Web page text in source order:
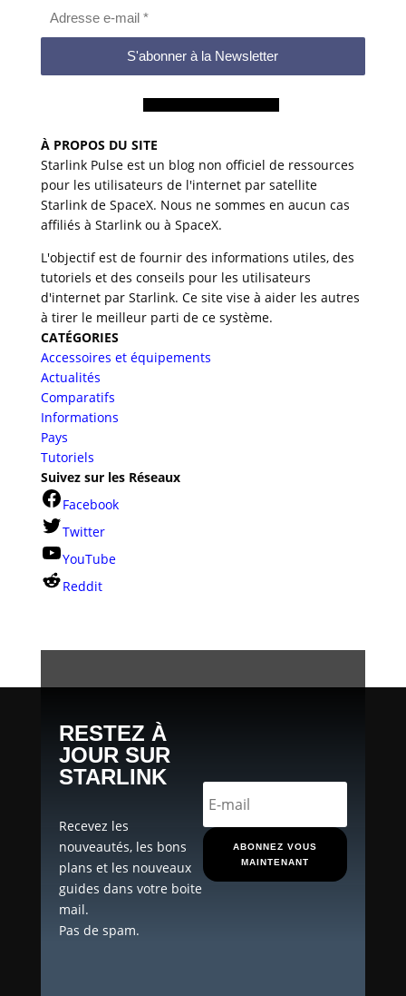
À PROPOS DU SITE
Starlink Pulse est un blog non officiel de ressources
pour les utilisateurs de l'internet par satellite
Starlink de SpaceX. Nous ne sommes en aucun cas
affiliés à Starlink ou à SpaceX.
L'objectif est de fournir des informations utiles, des
tutoriels et des conseils pour les utilisateurs
d'internet par Starlink. Ce site vise à aider les autres
à tirer le meilleur parti de ce système.
CATÉGORIES
Accessoires et équipements
Actualités
Comparatifs
Informations
Pays
Tutoriels
Suivez sur les Réseaux
Facebook
Twitter
YouTube
Reddit
RESTEZ À
JOUR SUR
STARLINK
Recevez les
nouveautés, les bons
plans et les nouveaux
guides dans votre boite
mail.
Pas de spam.
ABONNEZ VOUS
MAINTENANT